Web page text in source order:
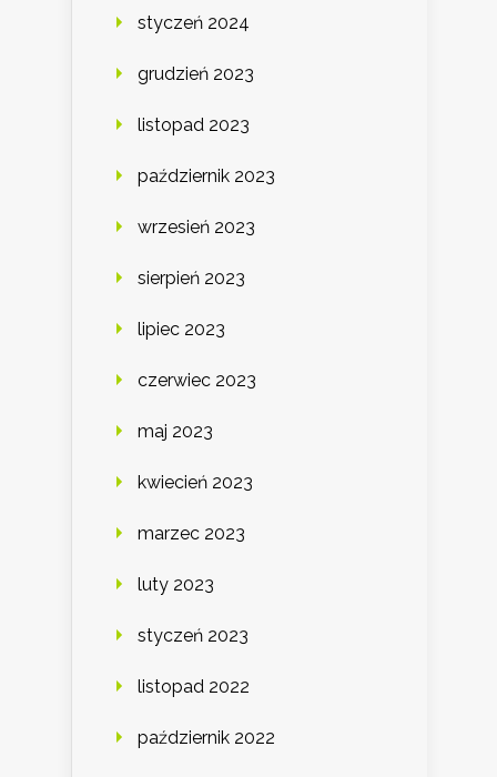
styczeń 2024
grudzień 2023
listopad 2023
październik 2023
wrzesień 2023
sierpień 2023
lipiec 2023
czerwiec 2023
maj 2023
kwiecień 2023
marzec 2023
luty 2023
styczeń 2023
listopad 2022
październik 2022